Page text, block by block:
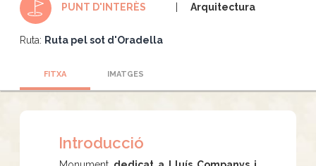
PUNT D'INTERÈS Arquitectura
Ruta: Ruta pel sot d'Oradella
FITXA IMATGES
Introducció